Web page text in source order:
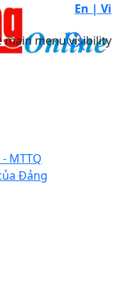
En | Vi
main menu visibility
MTTQ
Đảng